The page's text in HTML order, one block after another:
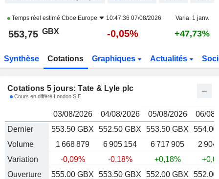
Temps réel estimé Cboe Europe 10:47:36 07/08/2026 Varia. 1 janv.
553,75 GBX -0,05% +47,73%
Synthèse Cotations Graphiques Actualités
Cotations 5 jours: Tate & Lyle plc
Cours en différé London S.E.
03/08/2026 04/08/2026 05/08/2026
06/08/
Dernier
553.50 GBX 552.50 GBX 553.50 GBX
Volume
1 668 879 6 905 154 6 717 905
2 904
Variation
-0,09% -0,18% +0,18%
Ouverture
555.00 GBX 553.50 GBX 552.00 GBX